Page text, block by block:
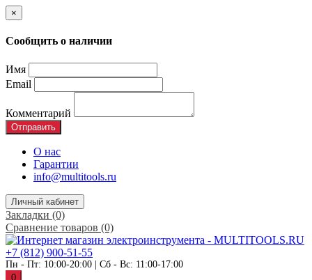
×
Сообщить о наличии
Имя
Email
Комментарий
Отправить
О нас
Гарантии
info@multitools.ru
Личный кабинет
Закладки (0)
Сравнение товаров (0)
+7 (812) 900-51-55
Пн - Пт: 10:00-20:00 | Сб - Вс: 11:00-17:00
0